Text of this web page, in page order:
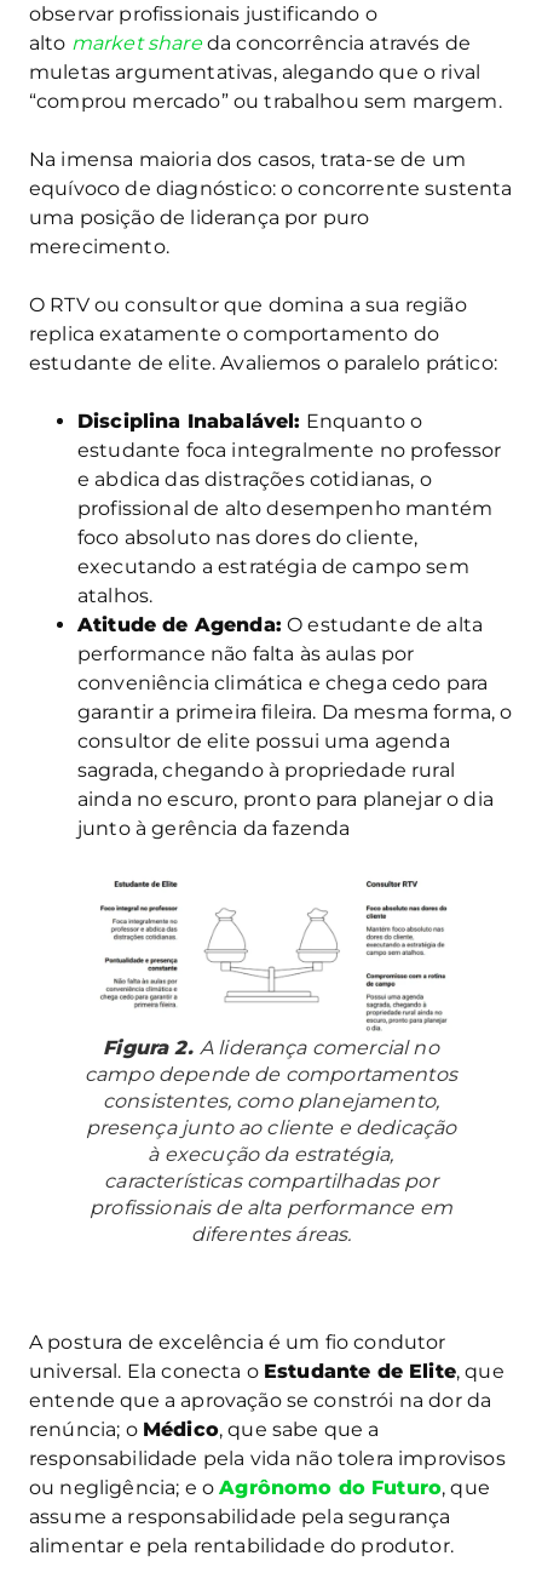
observar profissionais justificando o
alto market share da concorrência através de
muletas argumentativas, alegando que o rival
“comprou mercado” ou trabalhou sem margem.
Na imensa maioria dos casos, trata-se de um
equívoco de diagnóstico: o concorrente sustenta
uma posição de liderança por puro
merecimento.
O RTV ou consultor que domina a sua região
replica exatamente o comportamento do
estudante de elite. Avaliemos o paralelo prático:
Disciplina Inabalável: Enquanto o
estudante foca integralmente no professor
e abdica das distrações cotidianas, o
profissional de alto desempenho mantém
foco absoluto nas dores do cliente,
executando a estratégia de campo sem
atalhos.
Atitude de Agenda: O estudante de alta
performance não falta às aulas por
conveniência climática e chega cedo para
garantir a primeira fileira. Da mesma forma, o
consultor de elite possui uma agenda
sagrada, chegando à propriedade rural
ainda no escuro, pronto para planejar o dia
junto à gerência da fazenda
Figura 2. A liderança comercial no
campo depende de comportamentos
consistentes, como planejamento,
presença junto ao cliente e dedicação
à execução da estratégia,
características compartilhadas por
profissionais de alta performance em
diferentes áreas.
A postura de excelência é um fio condutor
universal. Ela conecta o Estudante de Elite, que
entende que a aprovação se constrói na dor da
renúncia; o Médico, que sabe que a
responsabilidade pela vida não tolera improvisos
ou negligência; e oAgrônomo do Futuro, que
assume a responsabilidade pela segurança
alimentar e pela rentabilidade do produtor.